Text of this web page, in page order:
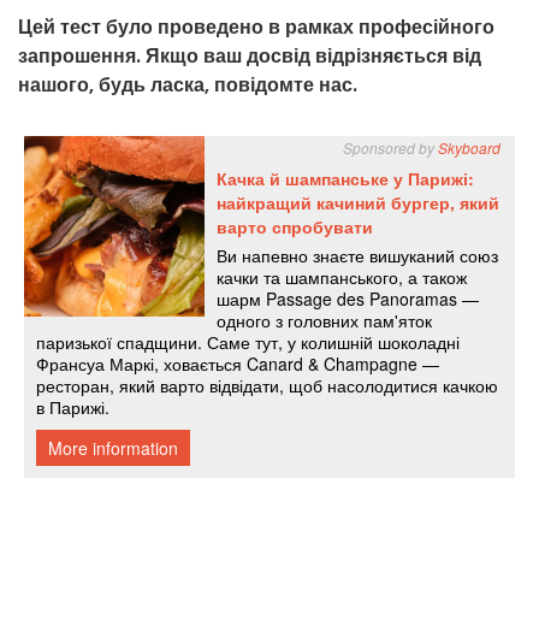
Цей тест було проведено в рамках професійного
запрошення. Якщо ваш досвід відрізняється від
нашого, будь ласка, повідомте нас.